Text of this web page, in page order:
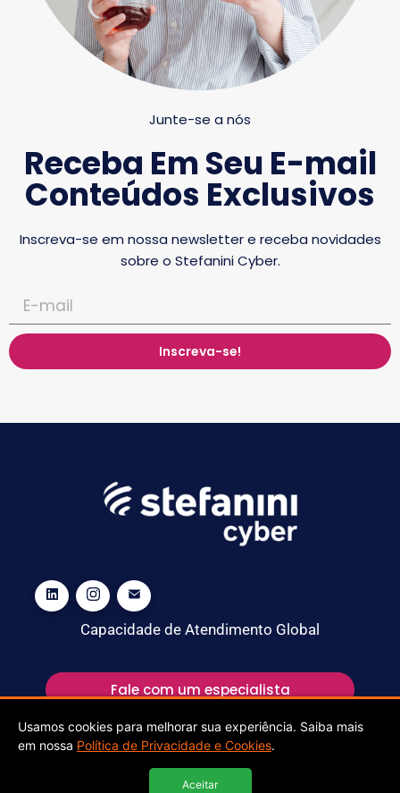
Junte-se a nós
Receba Em Seu E-mail
Conteúdos Exclusivos
Inscreva-se em nossa newsletter e receba novidades
sobre o Stefanini Cyber.
Inscreva-se!
Capacidade de Atendimento Global
Fale com um especialista
Usamos cookies para melhorar sua experiência. Saiba mais
em nossa Política de Privacidade e Cookies.
Aceitar